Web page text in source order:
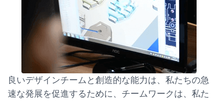
良いデザインチームと創造的な能力は、私たちの急
速な発展を促進するために、チームワークは、私た